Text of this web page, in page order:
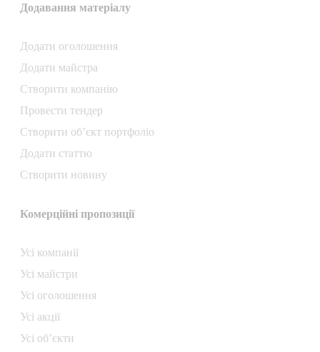
Додавання матеріалу
Додати oголошення
Додати майстра
Створити компанiю
Провести тендер
Створити об’єкт портфоліо
Додати статтю
Створити новину
Комерційні пропозиції
Усі компанії
Усі майстри
Усі оголошення
Усі акції
Усі об’єкти